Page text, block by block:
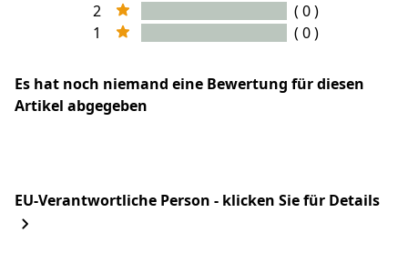
2
( 0 )
1
( 0 )
Es hat noch niemand eine Bewertung für diesen
Artikel abgegeben
EU-Verantwortliche Person - klicken Sie für Details